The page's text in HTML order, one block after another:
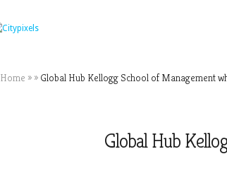
Home » » Global Hub Kellogg School of Management
Global Hub